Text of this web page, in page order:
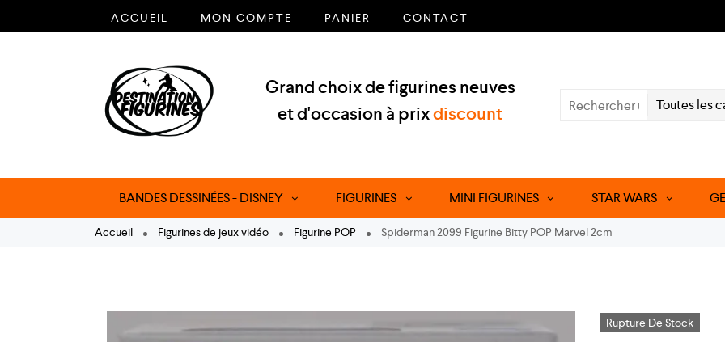
ACCUEIL MON COMPTE PANIER CONTACT
Grand choix de figurines neuves
et d'occasion à prixdiscount Toutes les
BANDES DESSINÉES - DISNEY FIGURINES MINI FIGURINES STAR WARS
Accueil Figurines de jeux vidéo Figurine POP Spiderman 2099 Figurine Bitty POP Marvel 2cm
Rupture De Stock